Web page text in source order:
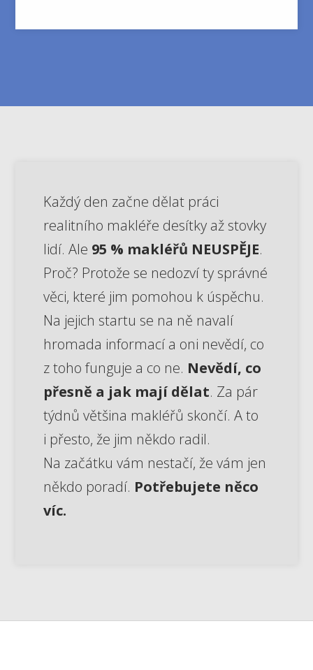
Každý den začne dělat práci
realitního makléře desítky až stovky
lidí. Ale 95 % makléřů NEUSPĚJE.
Proč? Protože se nedozví ty správné
věci, které jim pomohou k úspěchu.
Na jejich startu se na ně navalí
hromada informací a oni nevědí, co
z toho funguje a co ne. Nevědí, co
přesně a jak mají dělat. Za pár
týdnů většina makléřů skončí. A to
i přesto, že jim někdo radil.
Na začátku vám nestačí, že vám jen
někdo poradí. Potřebujete něco
víc.